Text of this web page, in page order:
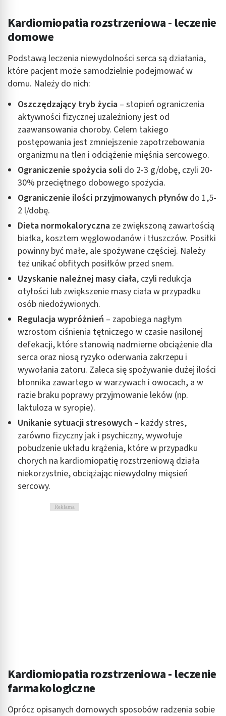
Kardiomiopatia rozstrzeniowa - leczenie
domowe
Podstawą leczenia niewydolności serca są działania,
które pacjent może samodzielnie podejmować w
domu. Należy do nich:
Oszczędzający tryb życia – stopień ograniczenia
aktywności fizycznej uzależniony jest od
zaawansowania choroby. Celem takiego
postępowania jest zmniejszenie zapotrzebowania
organizmu na tlen i odciążenie mięśnia sercowego.
Ograniczenie spożycia soli do 2-3 g/dobę, czyli 20-
30% przeciętnego dobowego spożycia.
Ograniczenie ilości przyjmowanych płynów do 1,5-
2 l/dobę.
Dieta normokaloryczna ze zwiększoną zawartością
białka, kosztem węglowodanów i tłuszczów. Posiłki
powinny być małe, ale spożywane częściej. Należy
też unikać obfitych posiłków przed snem.
Uzyskanie należnej masy ciała, czyli redukcja
otyłości lub zwiększenie masy ciała w przypadku
osób niedożywionych.
Regulacja wypróżnień – zapobiega nagłym
wzrostom ciśnienia tętniczego w czasie nasilonej
defekacji, które stanowią nadmierne obciążenie dla
serca oraz niosą ryzyko oderwania zakrzepu i
wywołania zatoru. Zaleca się spożywanie dużej ilości
błonnika zawartego w warzywach i owocach, a w
razie braku poprawy przyjmowanie leków (np.
laktuloza w syropie).
Unikanie sytuacji stresowych – każdy stres,
zarówno fizyczny jak i psychiczny, wywołuje
pobudzenie układu krążenia, które w przypadku
chorych na kardiomiopatię rozstrzeniową działa
niekorzystnie, obciążając niewydolny mięsień
sercowy.
Reklama
Kardiomiopatia rozstrzeniowa - leczenie
farmakologiczne
Oprócz opisanych domowych sposobów radzenia sobie